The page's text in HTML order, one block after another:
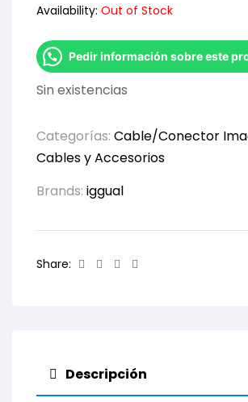
Availability: Out of Stock
Pedir información sobre este
Sin existencias
Categorías: Cable/Conector
Cables y Accesorios
Brands: iggual
Share: Facebook
TwitterLinkedin
Descripción